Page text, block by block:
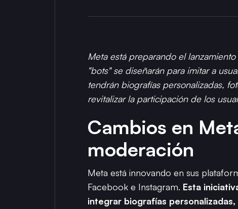
Meta está preparando el
"bots" se diseñarán para imitar a
tendrán biografías personalizadas,
revitalizar la participación de los
Cambios en
moderación
Meta está innovando en sus
Facebook e Instagram. Esta
integrar biografías